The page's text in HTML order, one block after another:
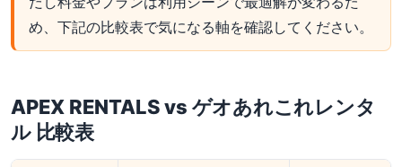
め、下記の比較表で気になる軸を確認してください。
APEX RENTALSvs ゲオあれこれレンタ
ル比較表